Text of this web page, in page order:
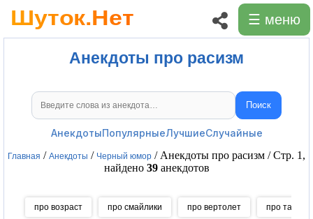
☰ меню
Анекдоты про расизм
Поиск анекдотов Поиск
АнекдотыПопулярныеЛучшиеСлучайные
Главная / Анекдоты / Черный юмор / Анекдоты про расизм / Стр. 1,
найдено 39анекдотов
про возраст про смайлики про вертолет про тайгу